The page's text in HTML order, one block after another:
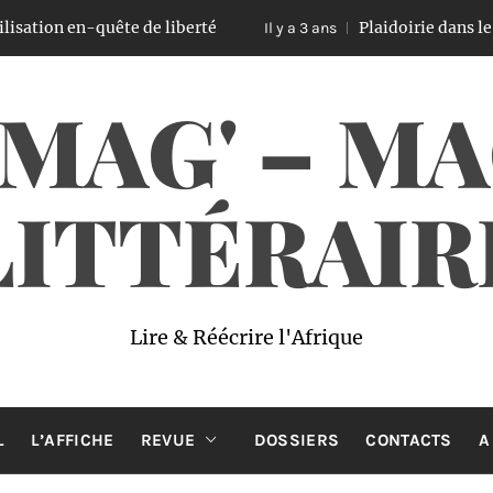
en-quête de liberté Il y a 3 ans Plaidoirie dans le
–
Lire & Réécrire l'Afrique
L’AFFICHE REVUE DOSSIERS CONTACTS A